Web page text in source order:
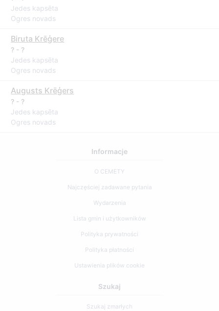
Jedes kapsēta
Ogres novads
Biruta Krēģere
? - ?
Jedes kapsēta
Ogres novads
Augusts Krēģers
? - ?
Jedes kapsēta
Ogres novads
Informacje
O CEMETY
Najczęściej zadawane pytania
Wydarzenia
Lista gmin i użytkowników
Polityka prywatności
Polityka płatności
Ustawienia plików cookie
Szukaj
Szukaj zmarłych